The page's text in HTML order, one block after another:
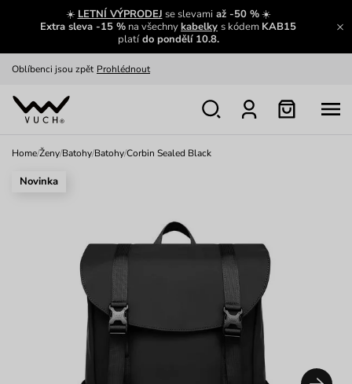
☀️ LETNÍ VÝPRODEJ se slevamiaž -50 %☀️
Extra sleva -15 % na všechnykabelky s kódem KAB15
platído pondělí 10.8.
Zajímavosti ze světa Vuch:
Zobrazit
Oblíbenci jsou zpět Prohlédnout
Nech se inspirovat
Home/Ženy/Batohy/Batohy/Corbin Sealed Black
Novinka